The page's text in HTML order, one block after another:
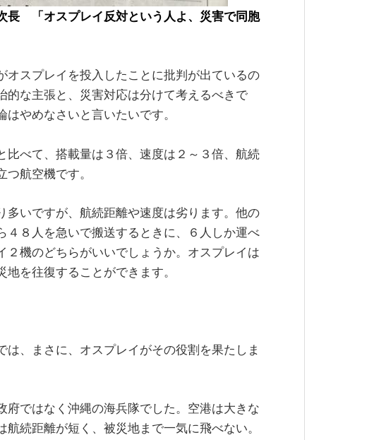
長 「オスプレイ反対という人よ、災害で同胞
スプレイを投入したことに批判が出ているの
な主張と、災害対応は分けて考えるべきで
やめなさいと言いたいです。
べて、搭載量は３倍、速度は２～３倍、航続
航空機です。
いですが、航続距離や速度は劣ります。他の
８人を急いで搬送するときに、６人しか運べ
機のどちらがいいでしょうか。オスプレイは
を往復することができます。
、まさに、オスプレイがその役割を果たしま
ではなく沖縄の海兵隊でした。空港は大きな
続距離が短く、被災地まで一気に飛べない。